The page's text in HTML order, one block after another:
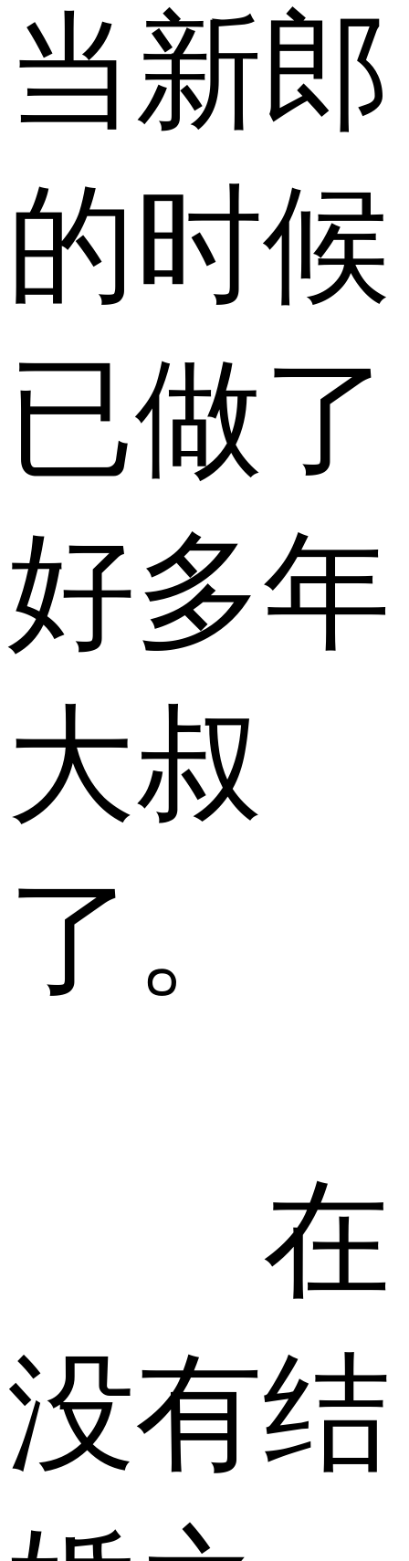
当新郎
的时候
已做了
好多年
大叔
了。
在
没有结